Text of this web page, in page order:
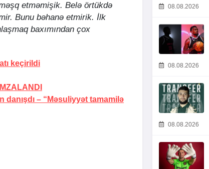
etməmişik. Belə örtükdə
Bunu bəhanə etmirik. İlk
baxımından çox
keçirildi
– “Məsuliyyət tamamilə
08.08.2026
08.08.2026
08.08.2026